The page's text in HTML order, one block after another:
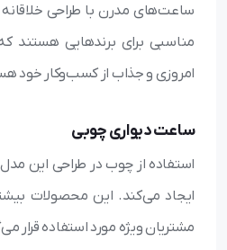
ساعت‌های مدرن با طراحی
مناسبی برای برندهایی هستند
امروزی و جذاب از کسب‌وکار خود
ساعت دیواری چوبی
استفاده از چوب در طراحی این
ایجاد می‌کند. این محصولات
مشتریان ویژه مورد استفاده قرار